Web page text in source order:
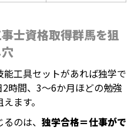
士資格取得群馬を狙
工具セットがあれば独学で
時間、3〜6か月ほどの勉強
ます。
のは、 独学合格＝仕事がで